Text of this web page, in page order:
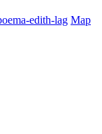
edith-lag Map